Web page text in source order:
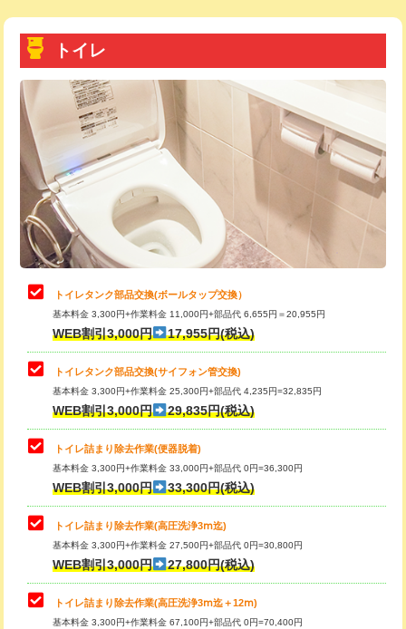
トイレ
トイレタンク部品交換(ボールタップ交換）
基本料金 3,300円+作業料金 11,000円+部品代 6,655円＝20,955円
WEB割引3,000円 17,955円(税込)
トイレタンク部品交換(サイフォン管交換)
基本料金 3,300円+作業料金 25,300円+部品代 4,235円=32,835円
WEB割引3,000円 29,835円(税込)
トイレ詰まり除去作業(便器脱着)
基本料金 3,300円+作業料金 33,000円+部品代 0円=36,300円
WEB割引3,000円 33,300円(税込)
トイレ詰まり除去作業(高圧洗浄3ⅿ迄)
基本料金 3,300円+作業料金 27,500円+部品代 0円=30,800円
WEB割引3,000円 27,800円(税込)
トイレ詰まり除去作業(高圧洗浄3ⅿ迄＋12ⅿ)
基本料金 3,300円+作業料金 67,100円+部品代 0円=70,400円